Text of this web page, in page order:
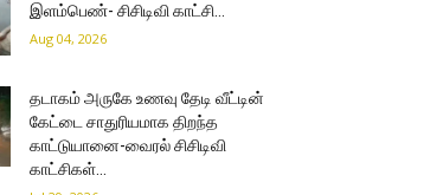
இளம்பெண்- சிசிடிவி காட்சி…
Aug 04, 2026
தடாகம் அருகே உணவு தேடி வீட்டின்
கேட்டை சாதுரியமாக திறந்த
காட்டுயானை-வைரல் சிசிடிவி
காட்சிகள்…